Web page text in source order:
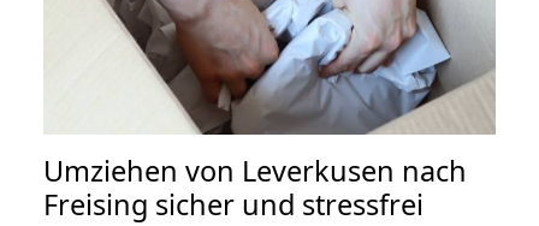
Umziehen von Leverkusen nach
Freising sicher und stressfrei